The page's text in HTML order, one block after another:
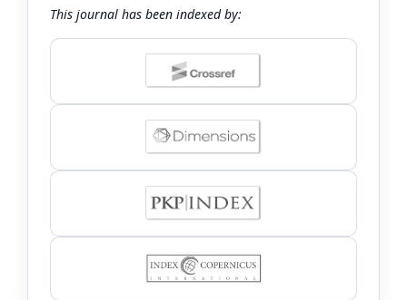
This journal has been indexed by: